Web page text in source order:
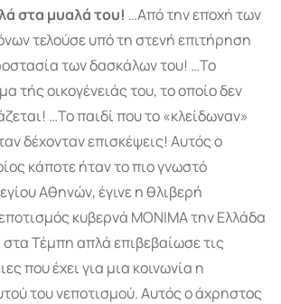
στα μυαλά του! …Από την εποχή των
τελούσε υπό τη στενή επιτήρηση
των δασκάλων του! …Το
τής οικογένειάς του, το οποίο δεν
…Το παιδί που το «κλείδωναν»
δέχονταν επισκέψεις! Αυτός ο
κάποτε ήταν το πιο γνωστό
Αθηνών, έγινε η θλιβερή
κυβερνά ΜΟΝΙΜΑ την Ελλάδα
Τέμπη απλά επιβεβαίωσε τις
που έχει για μια κοινωνία η
του νεποτισμού. Αυτός ο άχρηστος